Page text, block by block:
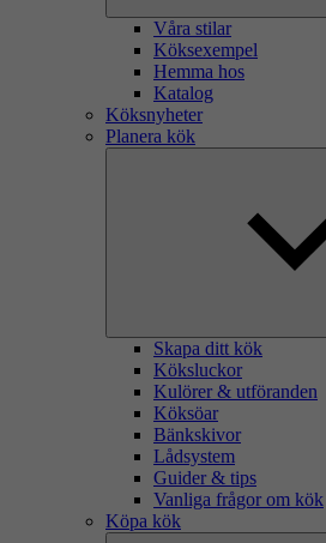
Våra stilar
Köksexempel
Hemma hos
Katalog
Köksnyheter
Planera kök
Skapa ditt kök
Köksluckor
Kulörer & utföranden
Köksöar
Bänkskivor
Lådsystem
Guider & tips
Vanliga frågor om kök
Köpa kök